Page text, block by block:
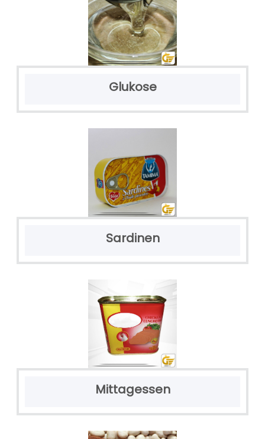
Glukose
Sardinen
Mittagessen